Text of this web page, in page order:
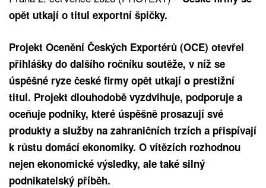
opět utkají o titul exportní špičky.
Projekt Ocenění Českých Exportérů (OCE) otevřel
přihlášky do dalšího ročníku soutěže, v níž se
úspěšné ryze české firmy opět utkají o prestižní
titul. Projekt dlouhodobě vyzdvihuje, podporuje a
oceňuje podniky, které úspěšně prosazují své
produkty a služby na zahraničních trzích a přispívají
k růstu domácí ekonomiky. O vítězích rozhodnou
nejen ekonomické výsledky, ale také silný
podnikatelský příběh.